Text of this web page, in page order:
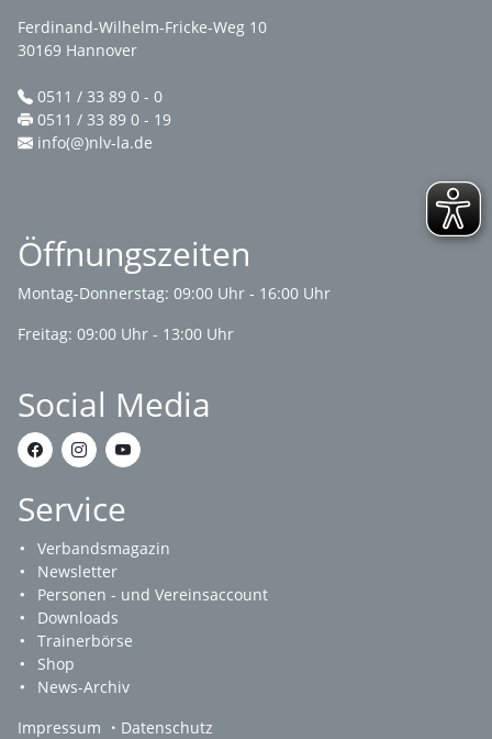
Ferdinand-Wilhelm-Fricke-Weg 10
30169 Hannover
0511 / 33 89 0 - 0
0511 / 33 89 0 - 19
info(@)nlv-la.de
Öffnungszeiten
Montag-Donnerstag: 09:00 Uhr - 16:00 Uhr
Freitag: 09:00 Uhr - 13:00 Uhr
Social Media
Service
Verbandsmagazin
Newsletter
Personen - und Vereinsaccount
Downloads
Trainerbörse
Shop
News-Archiv
Impressum
Datenschutz